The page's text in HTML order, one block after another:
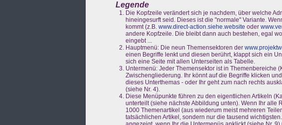
Legende
Die Kopfzeile verändert sich je nachdem, über welche
hineingesurft seid. Dieses ist die "normale" Variante.
kommt (z.B. www.direct-action.siehe.website oder
andere Kopfzeile. Die bleibt dann auch bestehen, egal
eingebt ...
Hauptmenü: Die neun Themensektoren der
einen Begriffe lenkt und diesen berührt, klappt sich ein
sich eine Seite mit allen Unterseiten als Tabelle.
Untermenü: Jeder Themensektor ist in Themenbereiche
Zwischengliederung. Ihr könnt auf die Begriffe klicken
dieses Unterthemas - oder Ihr geht zum nach rechts
(siehe Nr. 4).
Diese Menüpunkte führen zu den eigentlichen Artikeln
unterteilt (siehe nächste Abbildung unten). Wenn Ihr alle
1000 Themenartikel (aus wiederum meist mehreren
tatsächlichen Artikel, sondern nur die tausend